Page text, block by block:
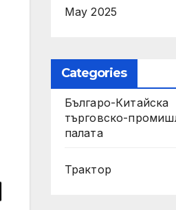
May 2025
Categories
Българо-Китайска
търговско-
палата
Трактор